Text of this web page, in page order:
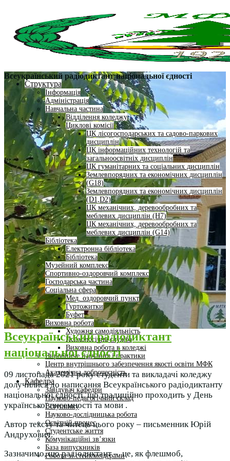
Структура
Інформація
Адміністрація
Навчальна частина
Відділення коледжу
Циклові комісії
ЦК лісогосподарських та садово-паркових
дисциплін
ЦК інформаційних технологій та
загальноосвітніх дисциплін
ЦК гуманітарних та соціальних дисциплін
Землевпорядних та економічних дисциплін
(G18)
Землевпорядних та економічних дисциплін
(D1,D2)
ЦК механічних, деревообробних та
меблевих дисциплін (H7)
ЦК механічних, деревообробних та
меблевих дисциплін (G14)
Бібліотека
Електронна бібліотека
Бібліотека
Музейний комплекс
Спортивно-оздоровчий комплекс
Господарська частина
Соціальна сфера
Мед. оздоровчий пункт
Гуртожитки
Буфет
Виховна робота
Художня самодіяльність
Психологічна служба
Виховна робота в коледжі
Виробниче навчання і практики
Центр внутрішнього забезпечення якості освіти МФК
Академічна доброчесність
Кафедра
Завідувач кафедри
Науково-педагогічний склад
Вступнику
Науково-дослідницька робота
Освітній процес
Студентське життя
Комунікаційні зв’язки
База випускників
Робота зі стейкхолдерами
Всеукраїнський радіодиктант національної єдності
Всеукраїнський радіодиктант
національної єдності
09 листопада 2021 року студенти та викладачі коледжу
долучилися до написання Всеукраїнського радіодиктанту
національної єдності, що традиційно проходить у День
української писемності та мови .
Автор тексту та читець цього року – письменник Юрій
Андрухович.
Зазначимо, що радіодиктант – це, як флешмоб,